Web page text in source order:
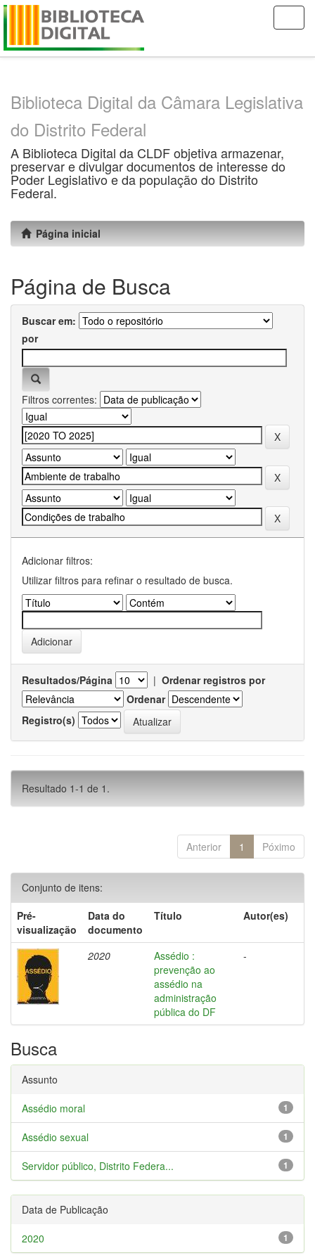
Skip
Biblioteca Digital da Câmara Legislativa
do Distrito Federal
A Biblioteca Digital da CLDF objetiva armazenar,
preservar e divulgar documentos de interesse do
Poder Legislativo e da população do Distrito
Federal.
Página inicial
Página de Busca
Buscar em:
por
Filtros correntes:
Adicionar filtros:
Utilizar filtros para refinar o resultado de busca.
Resultados/Página | Ordenar registros por
Ordenar
Registro(s)
Resultado 1-1 de 1.
Anterior 1 Póximo
Conjunto de itens:
Pré-
visualização
Data do
documento
Título Autor(es)
2020
Assédio :
prevenção ao
assédio na
administração
pública do DF
-
Busca
Assunto
1
Assédio moral
1
Assédio sexual
1
Servidor público, Distrito Federa...
Data de Publicação
1
2020